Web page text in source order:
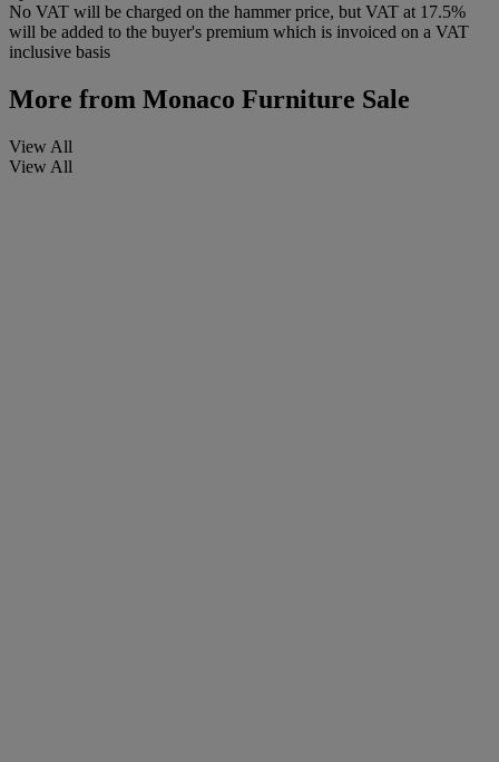
No VAT will be charged on the hammer price, but VAT at 17.5%
will be added to the buyer's premium which is invoiced on a VAT
inclusive basis
More from Monaco Furniture Sale
View All
View All